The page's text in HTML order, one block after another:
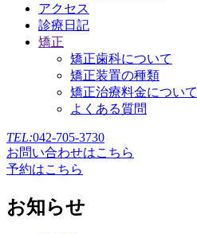
アクセス
診療日記
矯正
矯正歯科について
矯正装置の種類
矯正治療料金について
よくある質問
TEL:042-705-3730
お問い合わせはこちら
予約はこちら
お知らせ